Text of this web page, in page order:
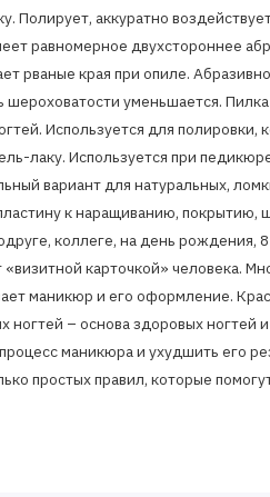
Полирует, аккуратно
равномерное двухстороннее
рваные края при опиле.
уменьшается.
Используется для полировки,
лаку. Используется при
вариант для натуральных,
к наращиванию,
коллеге, на день рождения,
карточкой» человека.
маникюр и его оформление.
ногтей – основа здоровых ногтей
маникюра и ухудшить его
простых правил, которые